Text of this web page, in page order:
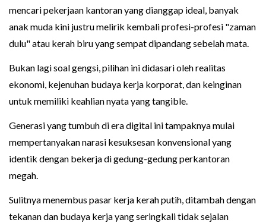
mencari pekerjaan kantoran yang dianggap ideal, banyak
anak muda kini justru melirik kembali profesi-profesi "zaman
dulu" atau kerah biru yang sempat dipandang sebelah mata.
Bukan lagi soal gengsi, pilihan ini didasari oleh realitas
ekonomi, kejenuhan budaya kerja korporat, dan keinginan
untuk memiliki keahlian nyata yang tangible.
Generasi yang tumbuh di era digital ini tampaknya mulai
mempertanyakan narasi kesuksesan konvensional yang
identik dengan bekerja di gedung-gedung perkantoran
megah.
Sulitnya menembus pasar kerja kerah putih, ditambah dengan
tekanan dan budaya kerja yang seringkali tidak sejalan